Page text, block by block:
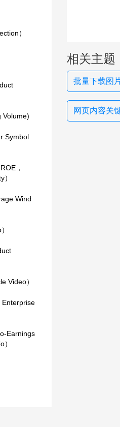
）
Volume)
Symbol
，
Wind
Video）
Enterprise
Earnings
相关主题
批量下载图
网页内容关